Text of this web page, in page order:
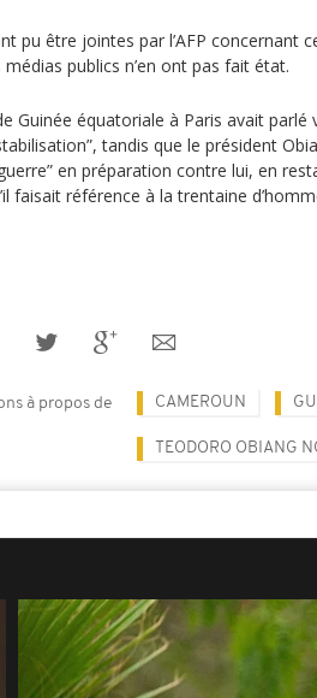
pu être jointes par l’AFP concernant
publics n’en ont pas fait état.
Guinée équatoriale à Paris avait parlé
tandis que le président
en préparation contre lui, en
faisait référence à la trentaine
à propos de CAMEROUN
TEODORO OBIANG